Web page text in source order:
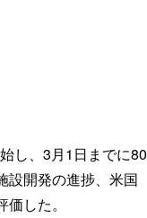
し、3月1日までに80
設開発の進捗、米国
した。